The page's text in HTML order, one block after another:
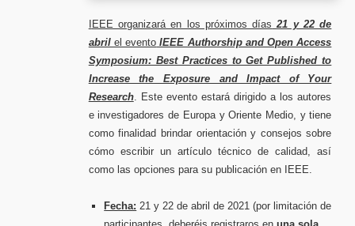
EEE organizará en los próximos días 21 y 22 de
abril el evento IEEE Authorship and Open Access
Symposium: Best Practices to Get Published to
Increase the Exposure and Impact of Your
Research. Este evento estará dirigido a los autores
e investigadores de Europa y Oriente Medio, y tiene
como finalidad brindar orientación y consejos sobre
cómo escribir un artículo técnico de calidad, así
como las opciones para su publicación en IEEE.
Fecha: 21 y 22 de abril de 2021 (por limitación de